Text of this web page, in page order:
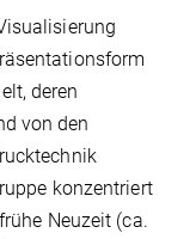
deren
von den
konzentriert
Neuzeit (ca.